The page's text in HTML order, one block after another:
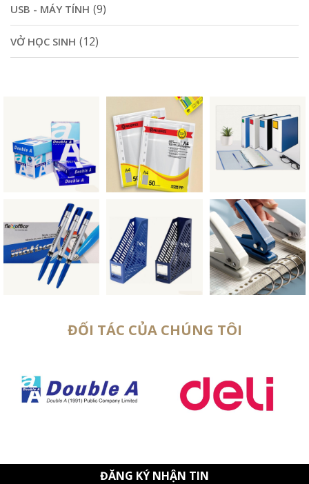
USB - MÁY TÍNH (9)
VỞ HỌC SINH (12)
ĐỐI TÁC CỦA CHÚNG TÔI
ĐĂNG KÝ NHẬN TIN